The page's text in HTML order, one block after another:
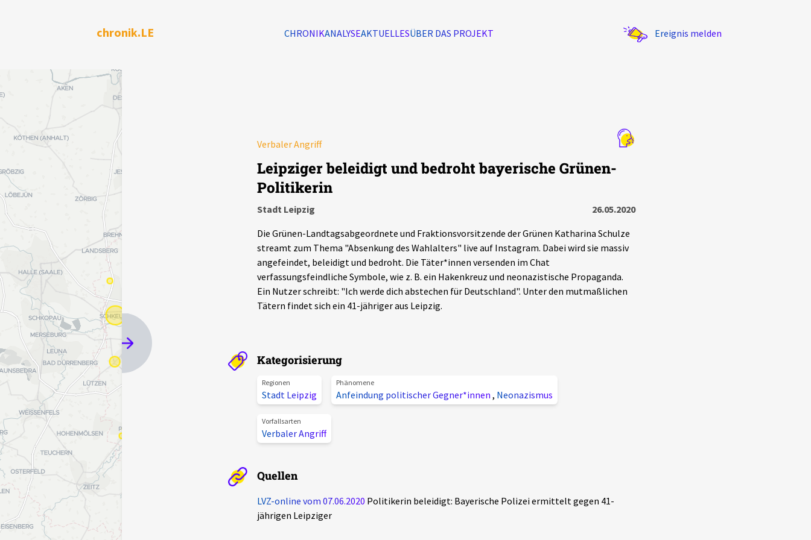
chronik.LE CHRONIKANALYSEAKTUELLESÜBER DAS PROJEKT Ereignis melden
Verbaler Angriff
Leipziger beleidigt und bedroht bayerische Grünen-
Politikerin
Stadt Leipzig
26.05.2020
Die Grünen-Landtagsabgeordnete und Fraktionsvorsitzende der Grünen Katharina Schulze
streamt zum Thema "Absenkung des Wahlalters" live auf Instagram. Dabei wird sie massiv
angefeindet, beleidigt und bedroht. Die Täter*innen versenden im Chat
verfassungsfeindliche Symbole, wie z. B. ein Hakenkreuz und neonazistische Propaganda.
Ein Nutzer schreibt: "Ich werde dich abstechen für Deutschland". Unter den mutmaßlichen
Tätern findet sich ein 41-jähriger aus Leipzig.
Kategorisierung
Regionen
Stadt Leipzig
Phänomene
Anfeindung politischer Gegner*innen , Neonazismus
Vorfallsarten
Verbaler Angriff
Quellen
LVZ-online vom 07.06.2020 Politikerin beleidigt: Bayerische Polizei ermittelt gegen 41-
jährigen Leipziger